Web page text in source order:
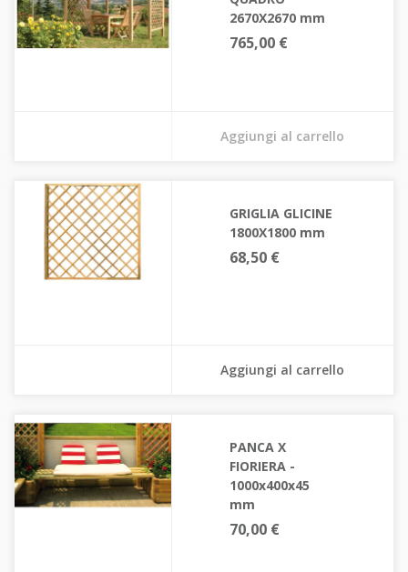
2670X2670 mm
765,00 €
Aggiungi al carrello
GRIGLIA GLICINE
1800X1800 mm
68,50 €
Aggiungi al carrello
PANCA X
FIORIERA -
1000x400x45
mm
70,00 €